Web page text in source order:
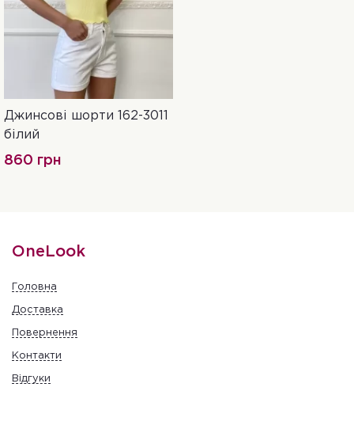
25 26 27 28
Джинсові шорти 162-3011
білий
860 грн
OneLook
Головна
Доставка
Повернення
Контакти
Відгуки